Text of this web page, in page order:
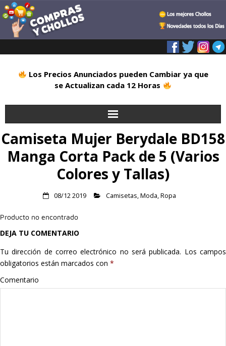
Los Precios Anunciados pueden Cambiar ya que
se Actualizan cada 12 Horas
Inicio
Alimentación
Hogar
Informática
Listas
Camiseta Mujer Berydale BD158
Manga Corta Pack de 5 (Varios
Colores y Tallas)
08/12 2019 Camisetas,Moda,Ropa
Producto no encontrado
DEJA TU COMENTARIO
Tu dirección de correo electrónico no será publicada. Los campos
obligatorios están marcados con *
Comentario